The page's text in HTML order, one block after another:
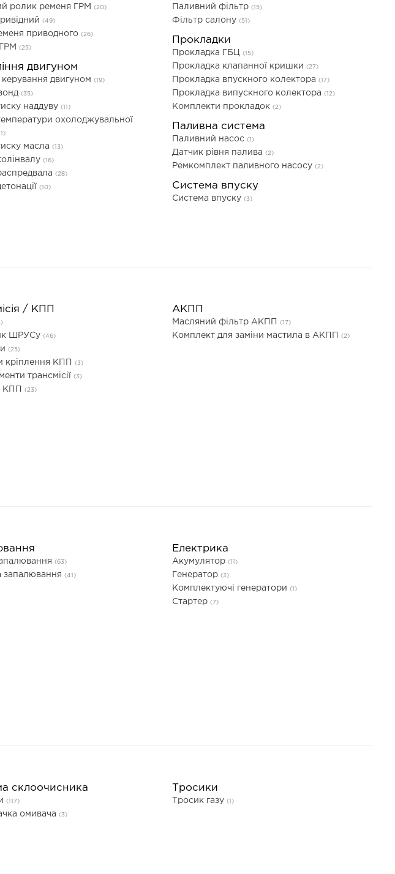
ролик ременя ГРМ (20)
(49)
приводного (26)
(25)
Паливний фільтр (15)
Фільтр салону (51)
Прокладки
Прокладка ГБЦ (15)
Прокладка клапанної кришки (27)
Прокладка впускного колектора (17)
Прокладка випускного колектора (12)
Комплекти прокладок (2)
двигуном
двигуном (19)
(35)
наддуву (11)
охолоджувальної
масла (13)
(16)
(28)
(10)
Паливна система
Паливний насос (1)
Датчик рівня палива (2)
Ремкомплект паливного насосу (2)
Система впуску
Система впуску (3)
/ КПП
ШРУСу (46)
(25)
кріплення КПП (3)
трансмісії (3)
КПП (23)
АКПП
Масляний фільтр АКПП (17)
Комплект для заміни мастила в АКПП (2)
(63)
запалювання (41)
Електрика
Акумулятор (11)
Генератор (3)
Комплектуючі генератори (1)
Стартер (7)
склоочисника
(117)
омивача (3)
Тросики
Тросик газу (1)